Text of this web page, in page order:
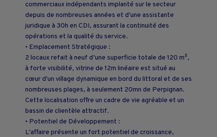
commerciaux indépendants implanté sur le secteur
depuis de nombreuses années et d'une assistante
juridique à 30h en CDI, assurant la continuité des
opérations et la qualité du service.
• Emplacement Stratégique :
2 locaux refait à neuf d’une superficie totale de 120 m²,
à forte visibilité, vitrine de 12m linéaire est situé au
cœur d'un village dynamique en bord du littoral et de ses
nombreuses plages, à seulement 20mn de Perpignan.
Cette localisation offre un cadre de vie agréable et un
bassin de clientèle attractif.
• Potentiel de Développement :
L'affaire présente un fort potentiel de croissance,